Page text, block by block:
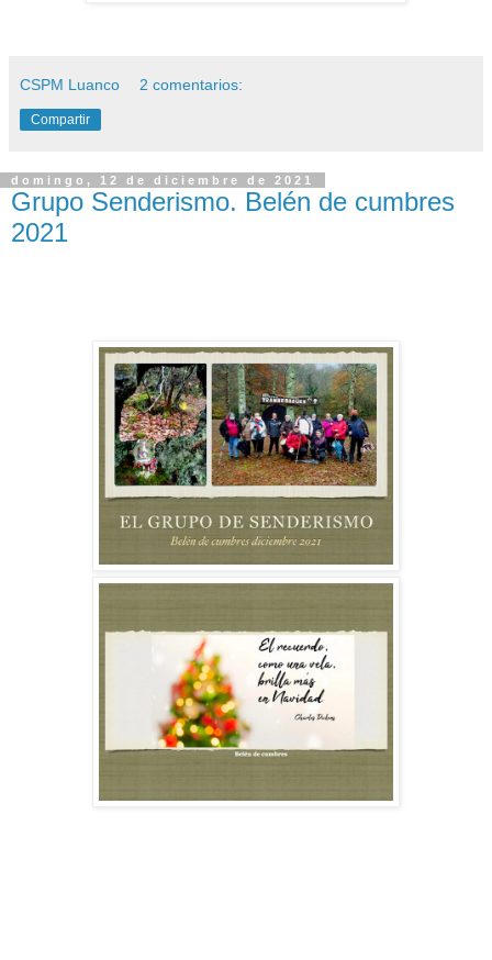
CSPM Luanco 2 comentarios:
Compartir
domingo, 12 de diciembre de 2021
Grupo Senderismo. Belén de cumbres
2021